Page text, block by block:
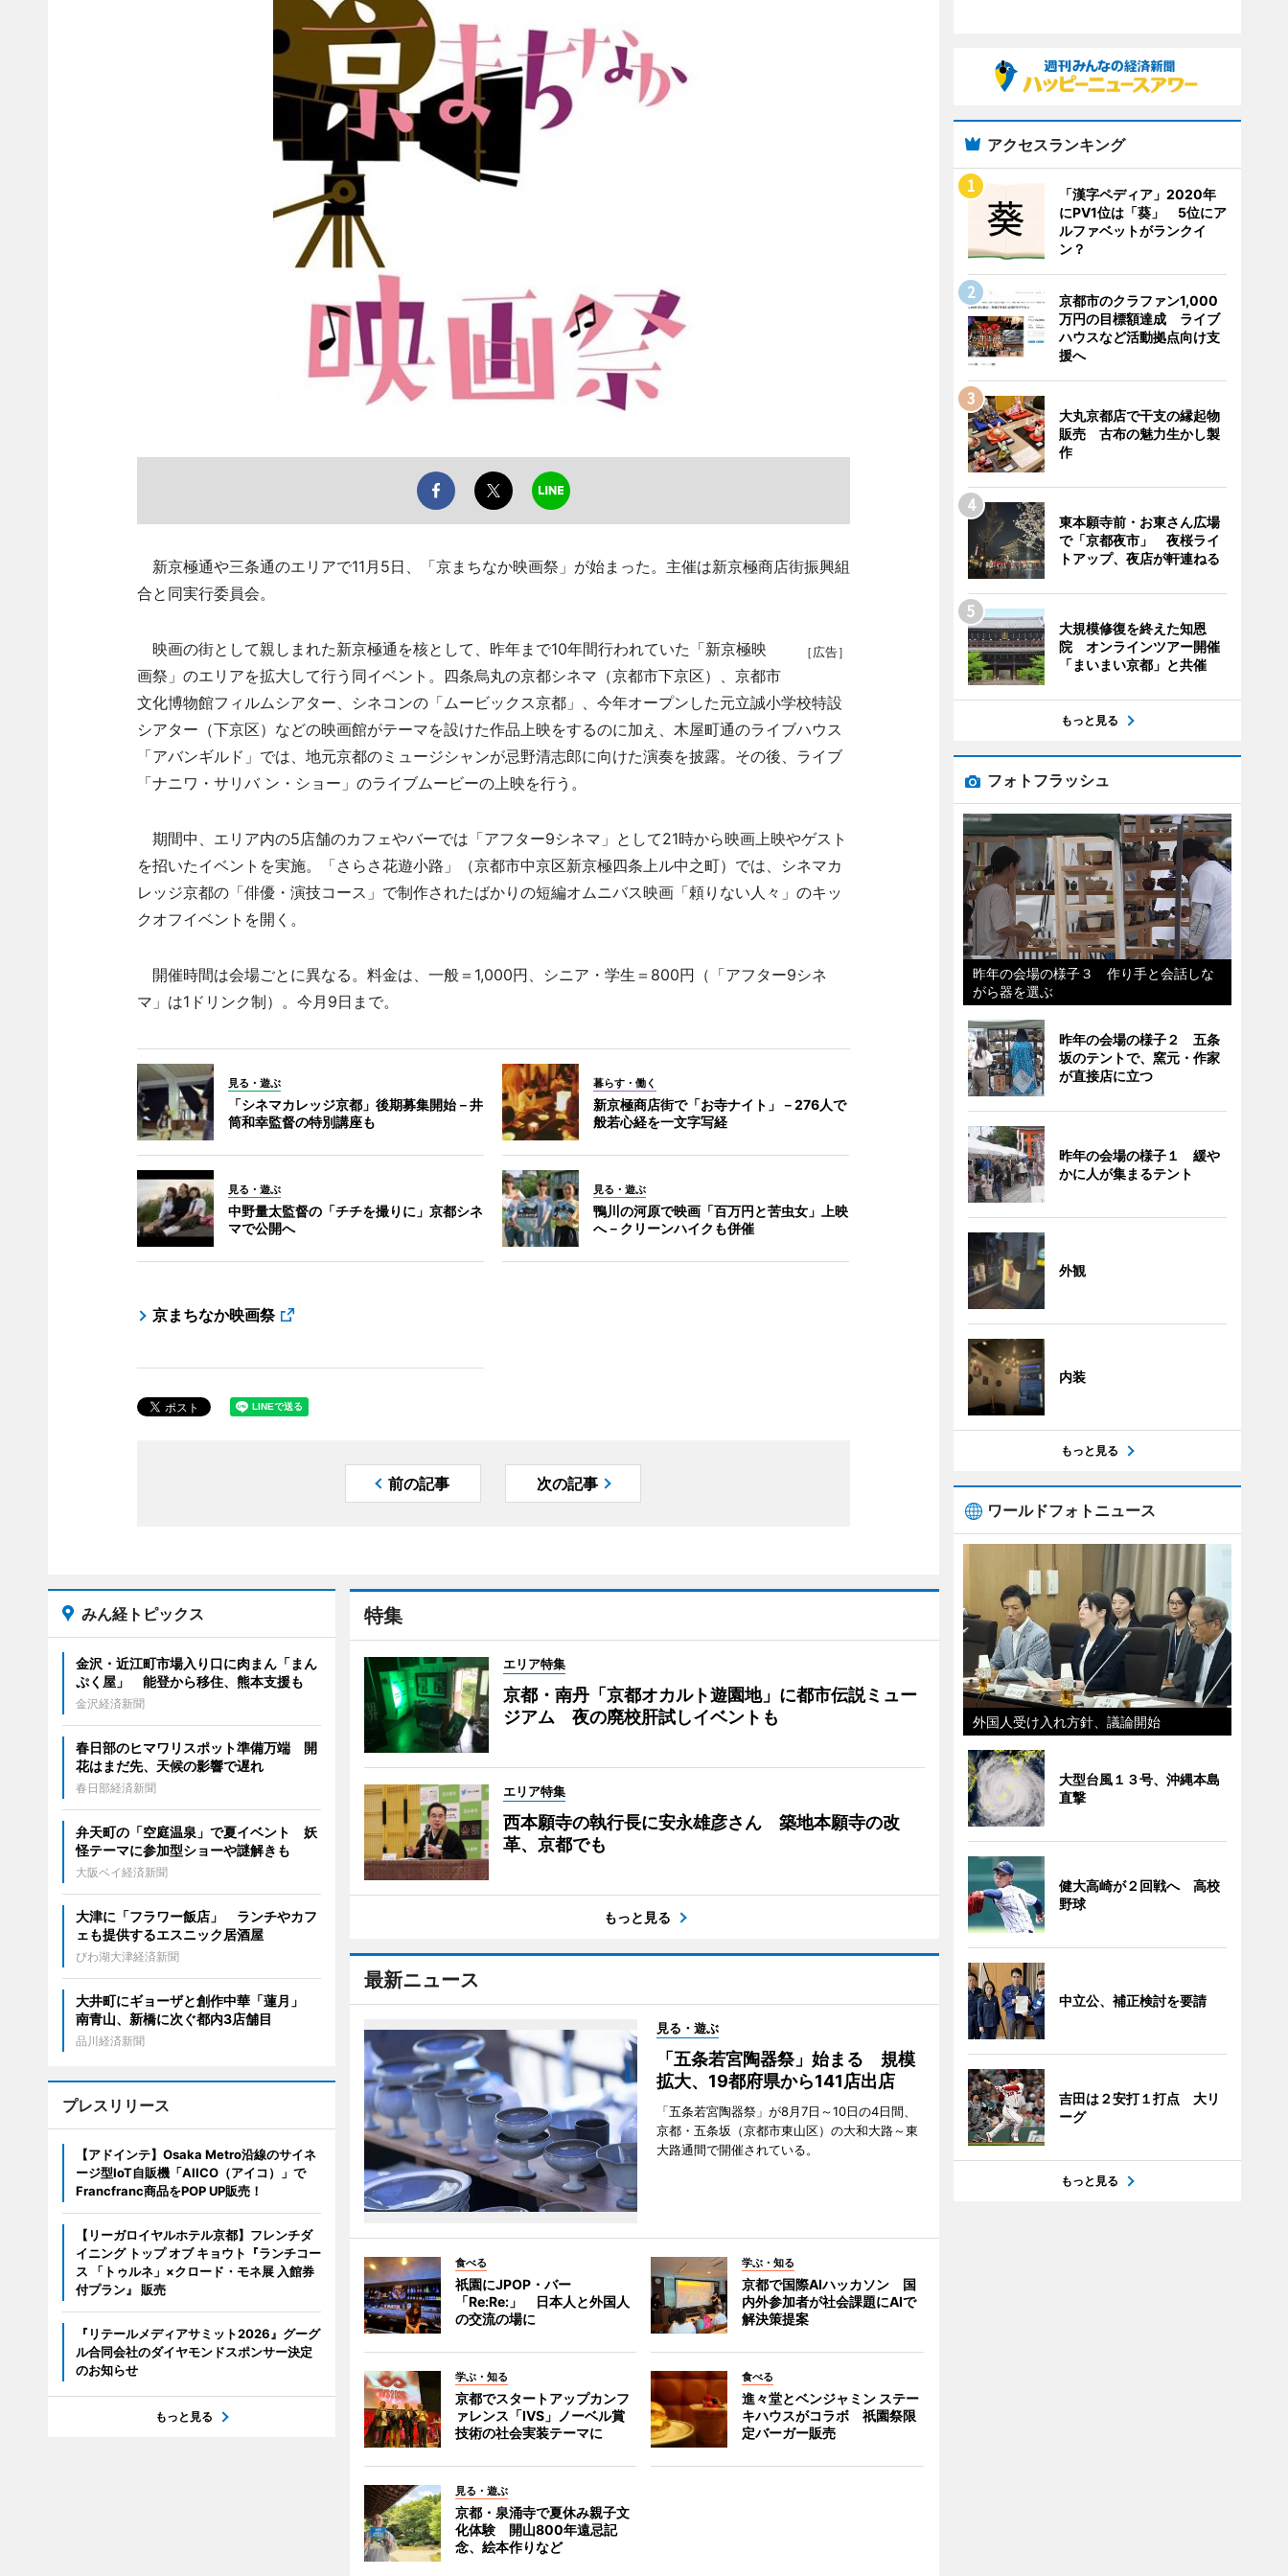
新京極通や三条通のエリアで11月5日、「京まちなか映画祭」が始まった。主催は新京極商店街振興組
合と同実行委員会。
［広告］
映画の街として親しまれた新京極通を核として、昨年まで10年間行われていた「新京極映
画祭」のエリアを拡大して行う同イベント。四条烏丸の京都シネマ（京都市下京区）、京都市
文化博物館フィルムシアター、シネコンの「ムービックス京都」、今年オープンした元立誠小学校特設
シアター（下京区）などの映画館がテーマを設けた作品上映をするのに加え、木屋町通のライブハウス
「アバンギルド」では、地元京都のミュージシャンが忌野清志郎に向けた演奏を披露。その後、ライブ
「ナニワ・サリバ ン・ショー」のライブムービーの上映を行う。
期間中、エリア内の5店舗のカフェやバーでは「アフター9シネマ」として21時から映画上映やゲスト
を招いたイベントを実施。「さらさ花遊小路」（京都市中京区新京極四条上ル中之町）では、シネマカ
レッジ京都の「俳優・演技コース」で制作されたばかりの短編オムニバス映画「頼りない人々」のキッ
クオフイベントを開く。
開催時間は会場ごとに異なる。料金は、一般＝1,000円、シニア・学生＝800円（「アフター9シネ
マ」は1ドリンク制）。今月9日まで。
見る・遊ぶ
「シネマカレッジ京都」後期募集開始－井
筒和幸監督の特別講座も
暮らす・働く
新京極商店街で「お寺ナイト」－276人で
般若心経を一文字写経
見る・遊ぶ
中野量太監督の「チチを撮りに」京都シネ
マで公開へ
見る・遊ぶ
鴨川の河原で映画「百万円と苦虫女」上映
へ－クリーンハイクも併催
京まちなか映画祭
前の記事 次の記事
特集
エリア特集
京都・南丹「京都オカルト遊園地」に都市伝説ミュー
ジアム 夜の廃校肝試しイベントも
エリア特集
西本願寺の執行長に安永雄彦さん 築地本願寺の改
革、京都でも
もっと見る
最新ニュース
見る・遊ぶ
「五条若宮陶器祭」始まる 規模
拡大、19都府県から141店出店
「五条若宮陶器祭」が8月7日～10日の4日間、
京都・五条坂（京都市東山区）の大和大路～東
大路通間で開催されている。
食べる
祇園にJPOP・バー
「Re:Re:」 日本人と外国人
の交流の場に
学ぶ・知る
京都で国際AIハッカソン 国
内外参加者が社会課題にAIで
解決策提案
学ぶ・知る
京都でスタートアップカンフ
ァレンス「IVS」ノーベル賞
技術の社会実装テーマに
食べる
進々堂とベンジャミン ステー
キハウスがコラボ 祇園祭限
定バーガー販売
見る・遊ぶ
京都・泉涌寺で夏休み親子文
化体験 開山800年遠忌記
念、絵本作りなど
みん経トピックス
金沢・近江町市場入り口に肉まん「まん
ぷく屋」 能登から移住、熊本支援も
金沢経済新聞
春日部のヒマワリスポット準備万端 開
花はまだ先、天候の影響で遅れ
春日部経済新聞
弁天町の「空庭温泉」で夏イベント 妖
怪テーマに参加型ショーや謎解きも
大阪ベイ経済新聞
大津に「フラワー飯店」 ランチやカフ
ェも提供するエスニック居酒屋
びわ湖大津経済新聞
大井町にギョーザと創作中華「蓮月」
南青山、新橋に次ぐ都内3店舗目
品川経済新聞
プレスリリース
【アドインテ】Osaka Metro沿線のサイネ
ージ型IoT自販機「AIICO（アイコ）」で
Francfranc商品をPOP UP販売！
【リーガロイヤルホテル京都】フレンチダ
イニング トップ オブ キョウト『ランチコー
ス 「トゥルネ」×クロード・モネ展 入館券
付プラン』 販売
『リテールメディアサミット2026』グーグ
ル合同会社のダイヤモンドスポンサー決定
のお知らせ
もっと見る
アクセスランキング
「漢字ペディア」2020年
にPV1位は「葵」 5位にア
ルファベットがランクイ
ン？
京都市のクラファン1,000
万円の目標額達成 ライブ
ハウスなど活動拠点向け支
援へ
大丸京都店で干支の縁起物
販売 古布の魅力生かし製
作
東本願寺前・お東さん広場
で「京都夜市」 夜桜ライ
トアップ、夜店が軒連ねる
大規模修復を終えた知恩
院 オンラインツアー開催
「まいまい京都」と共催
もっと見る
フォトフラッシュ
昨年の会場の様子３ 作り手と会話しな
がら器を選ぶ
昨年の会場の様子２ 五条
坂のテントで、窯元・作家
が直接店に立つ
昨年の会場の様子１ 緩や
かに人が集まるテント
外観
内装
もっと見る
ワールドフォトニュース
外国人受け入れ方針、議論開始
大型台風１３号、沖縄本島
直撃
健大高崎が２回戦へ 高校
野球
中立公、補正検討を要請
吉田は２安打１打点 大リ
ーグ
もっと見る